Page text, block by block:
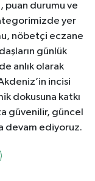
puan durumu ve
yer
nöbetçi eczane
günlük
anlık olarak
incisi
dokusuna katkı
güvenilir, güncel
devam ediyoruz.